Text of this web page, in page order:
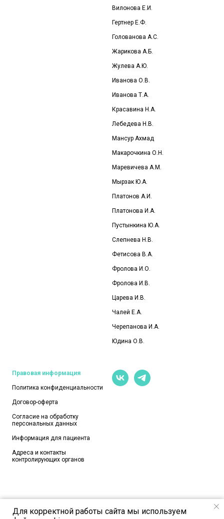
Вилонова Е.И.
Гертнер Е.Ф.
Голованова А.С.
Жарикова А.Б.
Жулева А.Ю.
Иванова О.В.
Иванова Т.А.
Красавина Н.А.
Лебедева Н.В.
Мансур Ахмад
Макарочкина О.Н.
Маревичева А.М.
Мырзак Ю.А.
Платонов А.И.
Платонова И.А.
Пустынкина Ю.А.
Слепнева Н.В.
Фетисова В.А.
Фролова И.О.
Фролова И.В.
Царева И.В.
Чалей Е.А.
Черепанова И.А.
Юдина О.В.
Правовая информация
Политика конфиденциальности
Договор-оферта
Согласие на обработку
персональных данных
Информация для пациента
Адреса и контакты
контролирующих органов
Для корректной работы сайта мы используем